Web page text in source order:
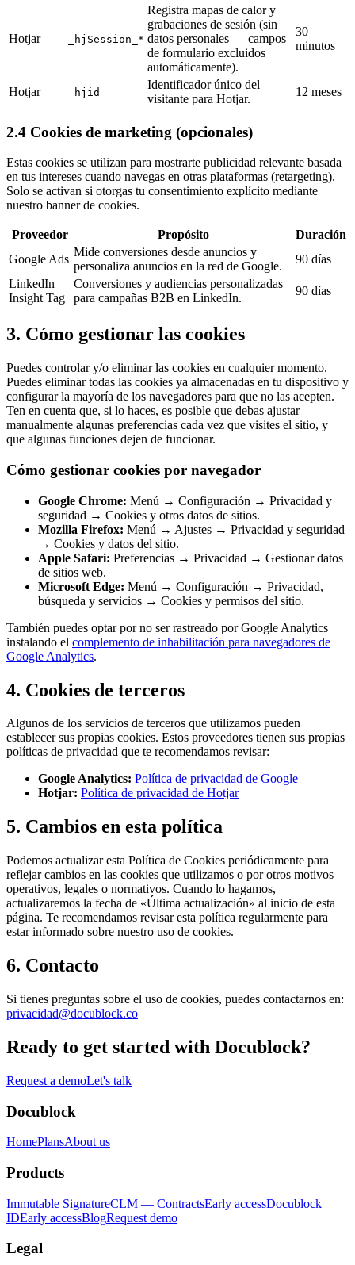
Hotjar _hjSession_*
Registra mapas de calor y
grabaciones de sesión (sin
datos personales — campos
de formulario excluidos
automáticamente).
30
minutos
Hotjar _hjid
Identificador único del
visitante para Hotjar.
12 meses
2.4 Cookies de marketing (opcionales)
Estas cookies se utilizan para mostrarte publicidad relevante basada
en tus intereses cuando navegas en otras plataformas (retargeting).
Solo se activan si otorgas tu consentimiento explícito mediante
nuestro banner de cookies.
Proveedor Propósito
Duración
Google Ads
Mide conversiones desde anuncios y
personaliza anuncios en la red de Google.
90 días
LinkedIn
Insight Tag
Conversiones y audiencias personalizadas
para campañas B2B en LinkedIn.
90 días
3. Cómo gestionar las cookies
Puedes controlar y/o eliminar las cookies en cualquier momento.
Puedes eliminar todas las cookies ya almacenadas en tu dispositivo y
configurar la mayoría de los navegadores para que no las acepten.
Ten en cuenta que, si lo haces, es posible que debas ajustar
manualmente algunas preferencias cada vez que visites el sitio, y
que algunas funciones dejen de funcionar.
Cómo gestionar cookies por navegador
Google Chrome: Menú → Configuración → Privacidad y
seguridad → Cookies y otros datos de sitios.
Mozilla Firefox: Menú → Ajustes → Privacidad y seguridad
→ Cookies y datos del sitio.
Apple Safari: Preferencias → Privacidad → Gestionar datos
de sitios web.
Microsoft Edge: Menú → Configuración → Privacidad,
búsqueda y servicios → Cookies y permisos del sitio.
También puedes optar por no ser rastreado por Google Analytics
instalando el complemento de inhabilitación para navegadores de
Google Analytics.
4. Cookies de terceros
Algunos de los servicios de terceros que utilizamos pueden
establecer sus propias cookies. Estos proveedores tienen sus propias
políticas de privacidad que te recomendamos revisar:
Google Analytics: Política de privacidad de Google
Hotjar: Política de privacidad de Hotjar
5. Cambios en esta política
Podemos actualizar esta Política de Cookies periódicamente para
reflejar cambios en las cookies que utilizamos o por otros motivos
operativos, legales o normativos. Cuando lo hagamos,
actualizaremos la fecha de «Última actualización» al inicio de esta
página. Te recomendamos revisar esta política regularmente para
estar informado sobre nuestro uso de cookies.
6. Contacto
Si tienes preguntas sobre el uso de cookies, puedes contactarnos en:
privacidad@docublock.co
Ready to get started with Docublock?
Request a demoLet's talk
Docublock
HomePlansAbout us
Products
Immutable SignatureCLM — ContractsEarly accessDocublock
IDEarly accessBlogRequest demo
Legal